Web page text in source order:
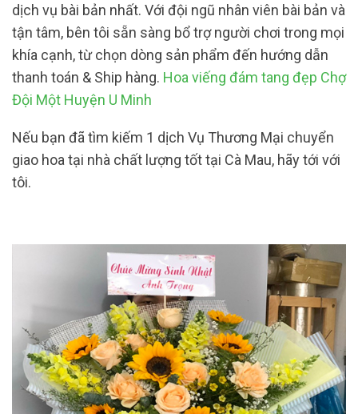
dịch vụ bài bản nhất. Với đội ngũ nhân viên bài bản và
tận tâm, bên tôi sẵn sàng bổ trợ người chơi trong mọi
khía cạnh, từ chọn dòng sản phẩm đến hướng dẫn
thanh toán & Ship hàng. Hoa viếng đám tang đẹp Chợ
Đội Một Huyện U Minh
Nếu bạn đã tìm kiếm 1 dịch Vụ Thương Mại chuyển
giao hoa tại nhà chất lượng tốt tại Cà Mau, hãy tới với
tôi.